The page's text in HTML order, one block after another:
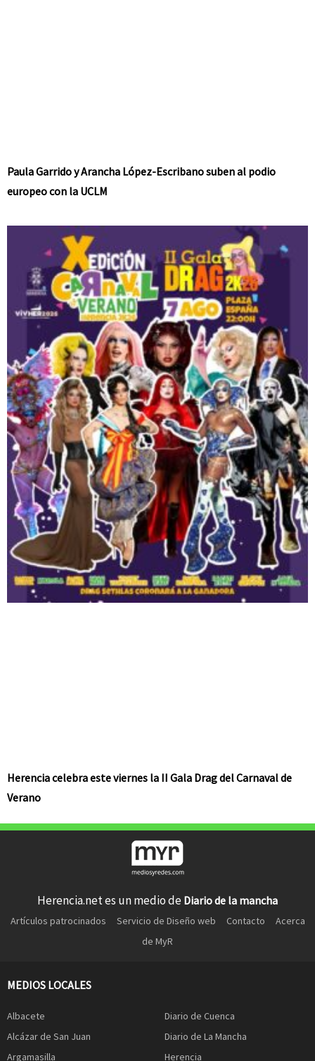
Paula Garrido y Arancha López-Escribano suben al podio
europeo con la UCLM
Herencia celebra este viernes la II Gala Drag del Carnaval de
Verano
Herencia.net es un medio de Diario de la mancha
Artículos patrocinados Servicio de Diseño web Contacto
Acerca
de MyR
MEDIOS LOCALES
Albacete
Alcázar de San Juan
Argamasilla
Diario de Cuenca
Diario de La Mancha
Herencia